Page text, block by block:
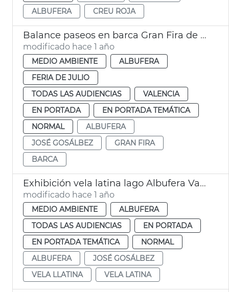
ALBUFERA
CREU ROJA
Balance paseos en barca Gran Fira de València
modificado hace 1 año
MEDIO AMBIENTE
ALBUFERA
FERIA DE JULIO
TODAS LAS AUDIENCIAS
VALENCIA
EN PORTADA
EN PORTADA TEMÁTICA
NORMAL
ALBUFERA
JOSÉ GOSÁLBEZ
GRAN FIRA
BARCA
Exhibición vela latina lago Albufera València
modificado hace 1 año
MEDIO AMBIENTE
ALBUFERA
TODAS LAS AUDIENCIAS
EN PORTADA
EN PORTADA TEMÁTICA
NORMAL
ALBUFERA
JOSÉ GOSÁLBEZ
VELA LLATINA
VELA LATINA